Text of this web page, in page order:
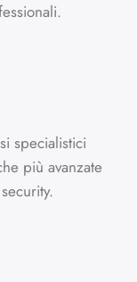
specialistici
più avanzate